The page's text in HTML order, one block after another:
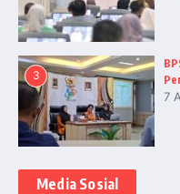
3
7
Media Sosial